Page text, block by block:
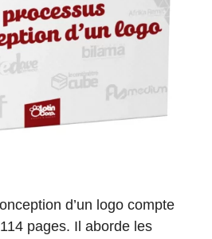
d’un logo compte
pages. Il aborde les